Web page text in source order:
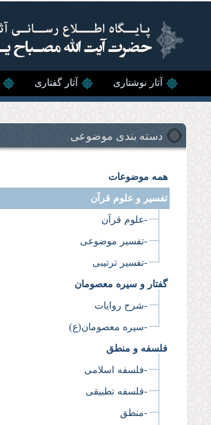
آثار نوشتاری آثار گفتاری
دسته بندی موضوعی
همه موضوعات
تفسیر و علوم قرآن
-علوم قرآن
-تفسیر موضوعی
-تفسیر ترتیبی
گفتار و سیره معصومان
-شرح روایات
-سیره معصومان(ع)
فلسفه و منطق
-فلسفه اسلامی
-فلسفه تطبیقی
-منطق